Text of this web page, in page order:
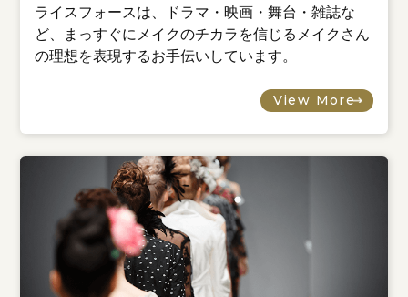
ライスフォースは、ドラマ・映画・舞台・雑誌な
ど、まっすぐにメイクのチカラを信じるメイクさん
の理想を表現するお手伝いしています。
View More